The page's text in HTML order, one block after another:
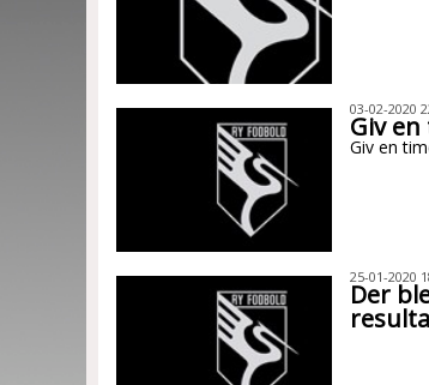
03-02-2020
Giv
Giv en
25-01-2020
Der